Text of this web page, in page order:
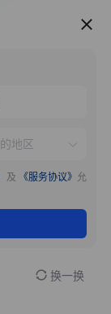
服务推荐
及 《服务协议》 允
换一换